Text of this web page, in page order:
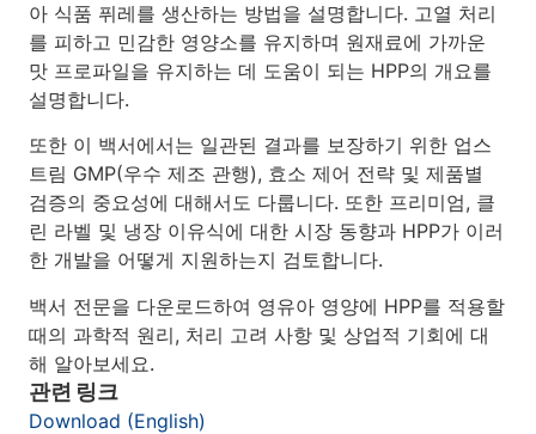
아 식품 퓌레를 생산하는 방법을 설명합니다. 고열 처리
를 피하고 민감한 영양소를 유지하며 원재료에 가까운
맛 프로파일을 유지하는 데 도움이 되는 HPP의 개요를
설명합니다.
또한 이 백서에서는 일관된 결과를 보장하기 위한 업스
트림 GMP(우수 제조 관행), 효소 제어 전략 및 제품별
검증의 중요성에 대해서도 다룹니다. 또한 프리미엄, 클
린 라벨 및 냉장 이유식에 대한 시장 동향과 HPP가 이러
한 개발을 어떻게 지원하는지 검토합니다.
백서 전문을 다운로드하여 영유아 영양에 HPP를 적용할
때의 과학적 원리, 처리 고려 사항 및 상업적 기회에 대
해 알아보세요.
관련 링크
Download (English)